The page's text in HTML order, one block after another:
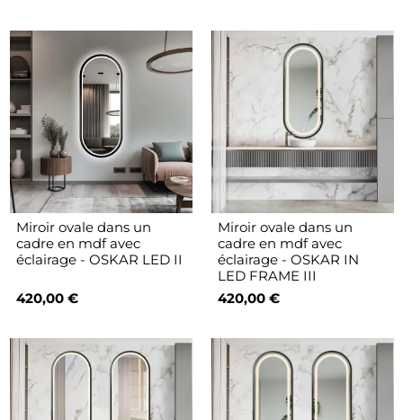
Miroir ovale dans un
cadre en mdf avec
éclairage - OSKAR LED II
420,00 €
Miroir ovale dans un
cadre en mdf avec
éclairage - OSKAR IN
LED FRAME III
420,00 €